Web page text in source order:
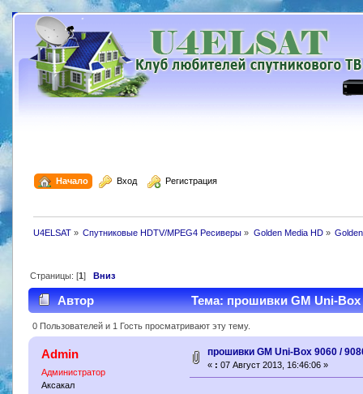
Начало Вход Регистрация
U4ELSAT» Спутниковые HDTV/MPEG4 Ресиверы » Golden Media HD»
Страницы: [1] Вниз
Автор Тема: прошивки GM Uni-Box
0 Пользователей и 1 Гость просматривают эту тему.
Admin
Администратор
Аксакал
прошивки GM Uni-Box 9060 /
« : 07 Август 2013, 16:46:06 »